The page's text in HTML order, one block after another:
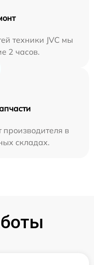
техники JVC мы
2 часов.
производителя в
складах.